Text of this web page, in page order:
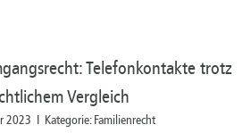
Telefonkontakte trotz
Vergleich
2023 I Kategorie: Familienrecht